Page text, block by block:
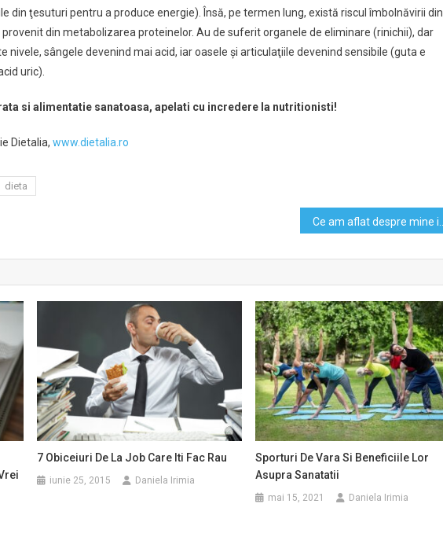
din ţesuturi pentru a produce energie). Însă, pe termen lung, există riscul îmbolnăvirii din
din metabolizarea proteinelor. Au de suferit organele de eliminare (rinichii), dar
nivele, sângele devenind mai acid, iar oasele şi articulaţiile devenind sensibile (guta e
uric).
si alimentatie sanatoasa, apelati cu incredere la nutritionisti!
Dietalia, www.dietalia.ro
dieta
7 Obiceiuri De La Job Care Iti Fac Rau
iunie 25, 2015 Daniela Irimia
Sporturi De Vara Si Beneficiile Lor
Asupra Sanatatii
mai 15, 2021 Daniela Irimia